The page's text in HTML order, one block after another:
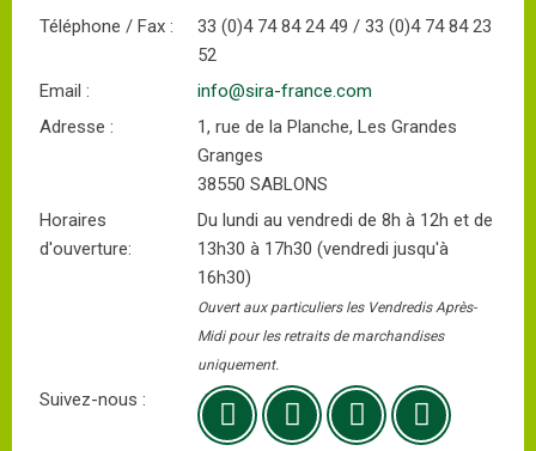
Téléphone / Fax :
33 (0)4 74 84 24 49 / 33 (0)4 74 84 23
52
Email :
info@sira-france.com
Adresse :
1, rue de la Planche, Les Grandes
Granges
38550 SABLONS
Horaires
d'ouverture:
Du lundi au vendredi de 8h à 12h et de
13h30 à 17h30 (vendredi jusqu'à
16h30)
Ouvert aux particuliers les Vendredis Après-
Midi pour les retraits de marchandises
uniquement.
Suivez-nous :